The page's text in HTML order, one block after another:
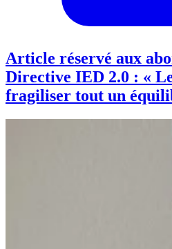
Article réservé aux
Directive IED 2.0 : «
fragiliser tout un